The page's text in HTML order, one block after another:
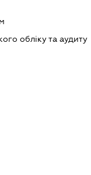
обліку та аудиту